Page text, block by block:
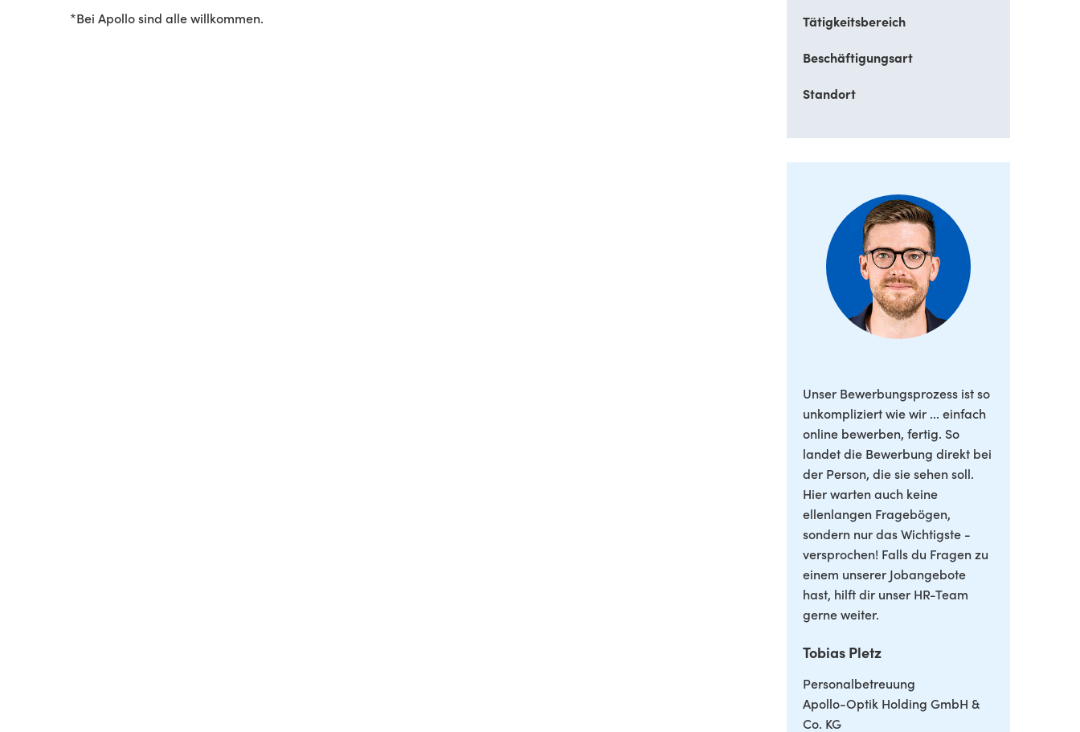
*Bei Apollo sind alle willkommen. Tätigkeitsbereich
Beschäftigungsart
Standort
Unser Bewerbungsprozess ist so
unkompliziert wie wir ... einfach
online bewerben, fertig. So
landet die Bewerbung direkt bei
der Person, die sie sehen soll.
Hier warten auch keine
ellenlangen Fragebögen,
sondern nur das Wichtigste -
versprochen! Falls du Fragen zu
einem unserer Jobangebote
hast, hilft dir unser HR-Team
gerne weiter.
Tobias Pletz
Personalbetreuung
Apollo-Optik Holding GmbH &
Co. KG